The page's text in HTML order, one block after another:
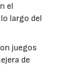
el
largo del
juegos
de